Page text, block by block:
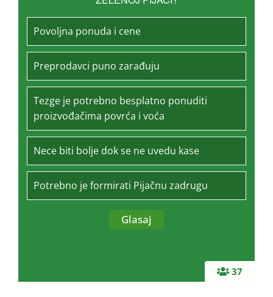
37
Povoljna ponuda i cene
Preprodavci puno zarađuju
Tezge je potrebno besplatno ponuditi
proizvođačima povrća i voća
Nece biti bolje dok se ne uvedu kase
Potrebno je formirati Pijačnu zadrugu